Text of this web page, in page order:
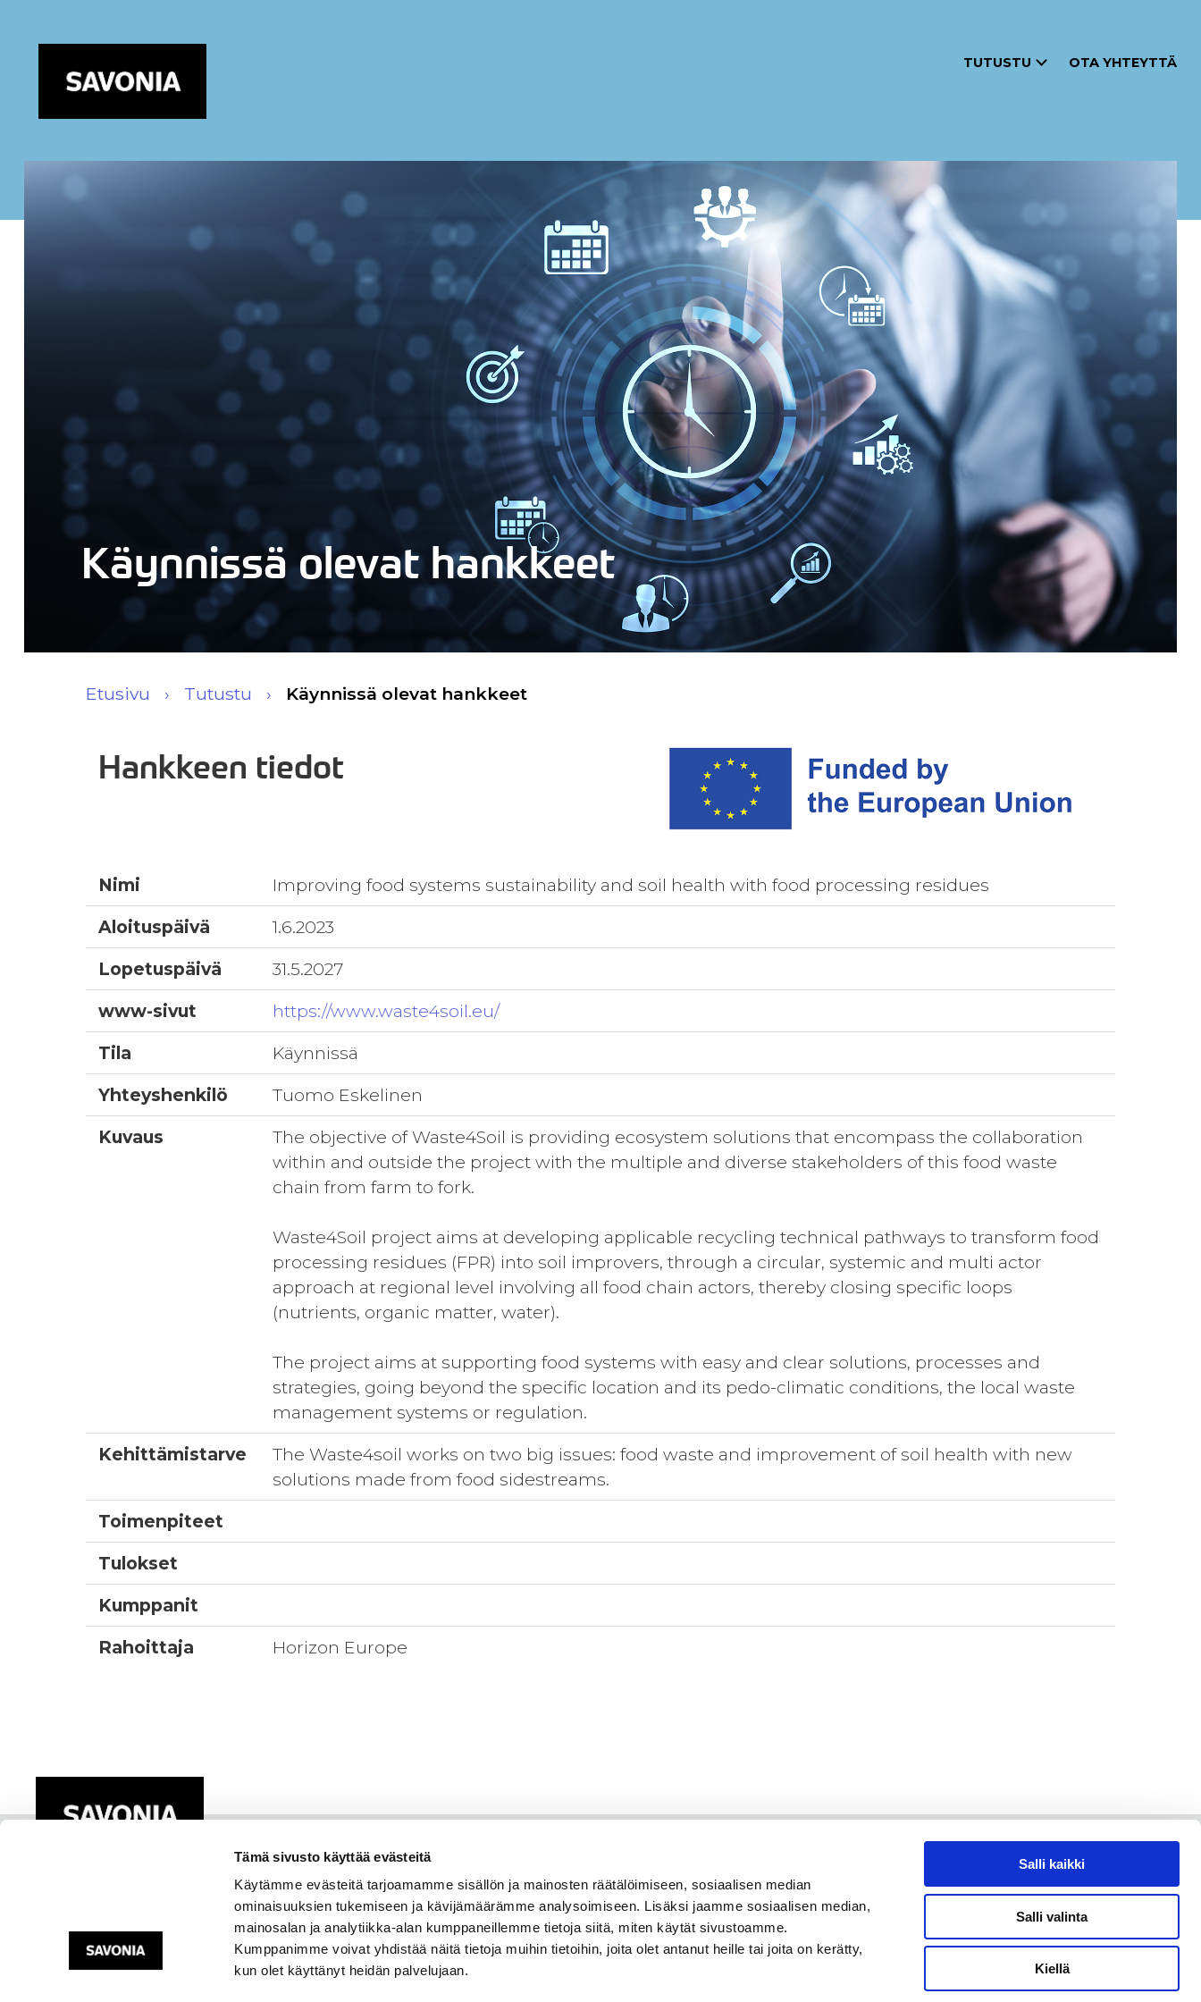
Tämä sivusto käyttää evästeitä
Käytämme evästeitä tarjoamamme sisällön ja mainosten räätälöimiseen, sosiaalisen median
ominaisuuksien tukemiseen ja kävijämäärämme analysoimiseen. Lisäksi jaamme sosiaalisen median,
mainosalan ja analytiikka-alan kumppaneillemme tietoja siitä, miten käytät sivustoamme.
Kumppanimme voivat yhdistää näitä tietoja muihin tietoihin, joita olet antanut heille tai joita on kerätty,
kun olet käyttänyt heidän palvelujaan.
Salli kaikki
Salli valinta
Kiellä
TUTUSTU OTA YHTEYTTÄ
Käynnissä olevat hankkeet
Etusivu Tutustu Käynnissä olevat hankkeet
Hankkeen tiedot
Nimi
Improving food systems sustainability and soil health with food processing residues
Aloituspäivä
1.6.2023
Lopetuspäivä
31.5.2027
www-sivut
https://www.waste4soil.eu/
Tila
Käynnissä
Yhteyshenkilö
Tuomo Eskelinen
Kuvaus
The objective of Waste4Soil is providing ecosystem solutions that encompass the collaboration
within and outside the project with the multiple and diverse stakeholders of this food waste
chain from farm to fork.
Waste4Soil project aims at developing applicable recycling technical pathways to transform food
processing residues (FPR) into soil improvers, through a circular, systemic and multi actor
approach at regional level involving all food chain actors, thereby closing specific loops
(nutrients, organic matter, water).
The project aims at supporting food systems with easy and clear solutions, processes and
strategies, going beyond the specific location and its pedo-climatic conditions, the local waste
management systems or regulation.
Kehittämistarve
The Waste4soil works on two big issues: food waste and improvement of soil health with new
solutions made from food sidestreams.
Toimenpiteet
Tulokset
Kumppanit
Rahoittaja
Horizon Europe